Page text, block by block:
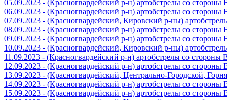
05.09.2023 - (Красногвардейский р-н) артобстрелы со
06.09.2023 - (Красногвардейский р-н) артобстрелы со
07.09.2023 - (Красногвардейский, Кировский р-ны)
08.09.2023 - (Красногвардейский р-н) артобстрелы со
09.09.2023 - (Красногвардейский р-н) артобстрелы со
10.09.2023 - (Красногвардейский, Кировский р-ны)
11.09.2023 - (Красногвардейский р-н) артобстрелы со стороны
12.09.2023 - (Красногвардейский р-н) артобстрелы со
13.09.2023 - (Красногвардейский, Центрально-Городской,
14.09.2023 - (Красногвардейский р-н) артобстрелы со
15.09.2023 - (Красногвардейский р-н) артобстрелы со